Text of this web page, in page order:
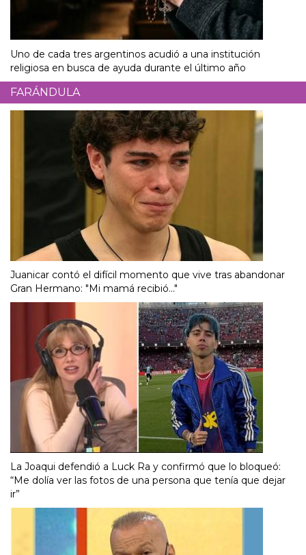
Uno de cada tres argentinos acudió a una institución
religiosa en busca de ayuda durante el último año
FARÁNDULA
Juanicar contó el difícil momento que vive tras abandonar
Gran Hermano: "Mi mamá recibió..."
La Joaqui defendió a Luck Ra y confirmó que lo bloqueó:
“Me dolía ver las fotos de una persona que tenía que dejar
ir”